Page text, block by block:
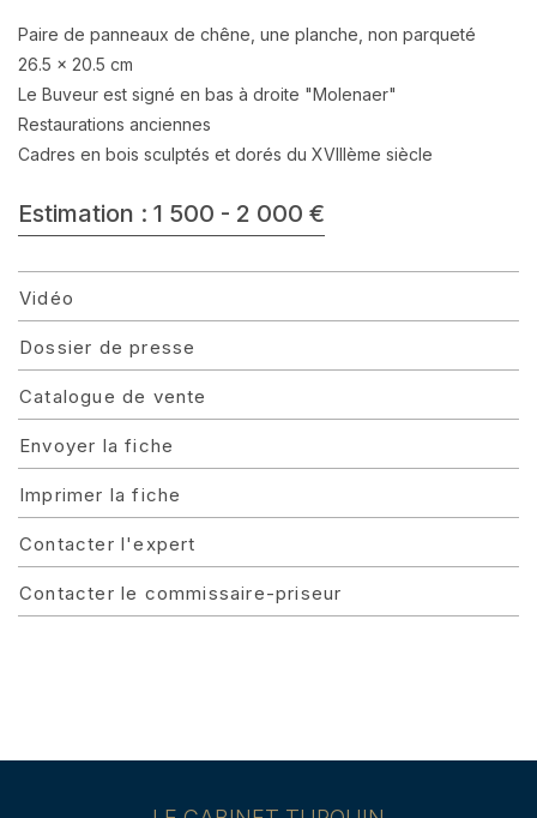
Paire de panneaux de chêne, une planche, non parqueté
26.5 x 20.5 cm
Le Buveur est signé en bas à droite "Molenaer"
Restaurations anciennes
Cadres en bois sculptés et dorés du XVIIIème siècle
Estimation : 1 500 - 2 000 €
Vidéo
Dossier de presse
Catalogue de vente
Envoyer la fiche
Imprimer la fiche
Contacter l'expert
Contacter le commissaire-priseur